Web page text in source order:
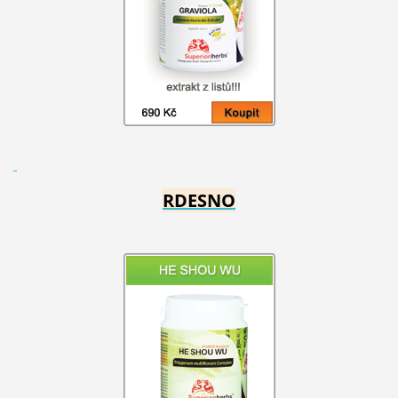
RDESNO